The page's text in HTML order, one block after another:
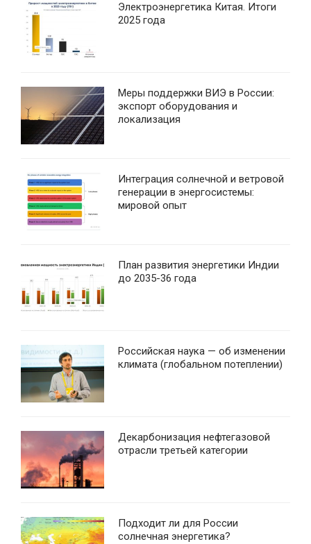
Электроэнергетика Китая. Итоги
2025 года
Меры поддержки ВИЭ в России:
экспорт оборудования и
локализация
Интеграция солнечной и ветровой
генерации в энергосистемы:
мировой опыт
План развития энергетики Индии
до 2035-36 года
Российская наука — об изменении
климата (глобальном потеплении)
Декарбонизация нефтегазовой
отрасли третьей категории
Подходит ли для России
солнечная энергетика?